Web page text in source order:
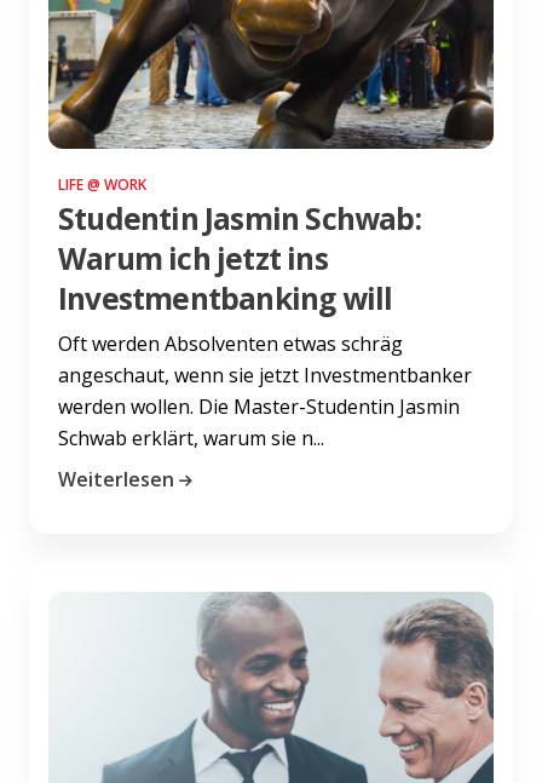
LIFE @ WORK
Studentin Jasmin Schwab:
Warum ich jetzt ins
Investmentbanking will
Oft werden Absolventen etwas schräg
angeschaut, wenn sie jetzt Investmentbanker
werden wollen. Die Master-Studentin Jasmin
Schwab erklärt, warum sie n...
Weiterlesen